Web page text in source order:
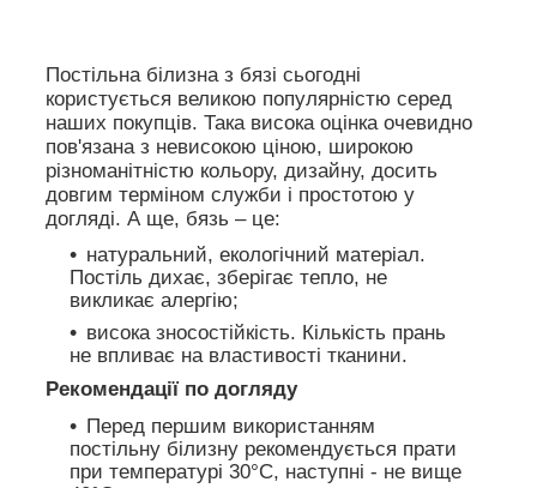
Постільна білизна з бязі сьогодні
користується великою популярністю серед
наших покупців. Така висока оцінка очевидно
пов'язана з невисокою ціною, широкою
різноманітністю кольору, дизайну, досить
довгим терміном служби і простотою у
догляді. А ще, бязь – це:
натуральний, екологічний матеріал.
Постіль дихає, зберігає тепло, не
викликає алергію;
висока зносостійкість. Кількість прань
не впливає на властивості тканини.
Рекомендації по догляду
Перед першим використанням
постільну білизну рекомендується прати
при температурі 30°C, наступні - не вище